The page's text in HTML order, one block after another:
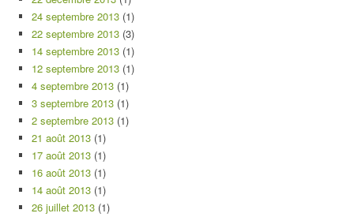
24 septembre 2013 (1)
22 septembre 2013 (3)
14 septembre 2013 (1)
12 septembre 2013 (1)
4 septembre 2013 (1)
3 septembre 2013 (1)
2 septembre 2013 (1)
21 août 2013 (1)
17 août 2013 (1)
16 août 2013 (1)
14 août 2013 (1)
26 juillet 2013 (1)